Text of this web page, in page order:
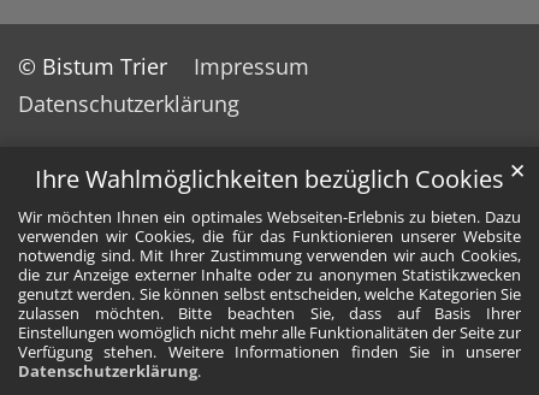
Ihre Wahlmöglichkeiten bezüglich Cookies
Wir möchten Ihnen ein optimales Webseiten-Erlebnis zu bieten. Dazu
verwenden wir Cookies, die für das Funktionieren unserer Website
notwendig sind. Mit Ihrer Zustimmung verwenden wir auch Cookies,
die zur Anzeige externer Inhalte oder zu anonymen Statistikzwecken
genutzt werden. Sie können selbst entscheiden, welche Kategorien Sie
zulassen möchten. Bitte beachten Sie, dass auf Basis Ihrer
Einstellungen womöglich nicht mehr alle Funktionalitäten der Seite zur
Verfügung stehen. Weitere Informationen finden Sie in unserer
Datenschutzerklärung.
✕
© Bistum Trier
Impressum
Datenschutzerklärung